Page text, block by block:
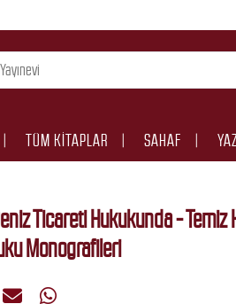
TÜM KITAPLAR SAHAF
Ticareti Hukukunda -
Monografileri